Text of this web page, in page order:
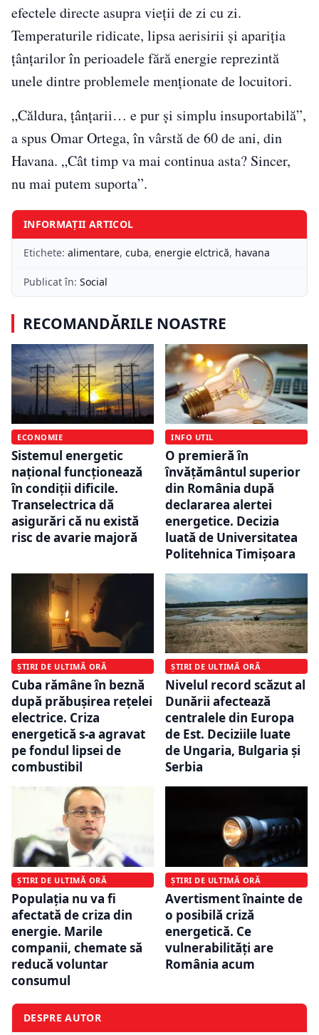
efectele directe asupra vieții de zi cu zi.
Temperaturile ridicate, lipsa aerisirii și apariția
țânțarilor în perioadele fără energie reprezintă
unele dintre problemele menționate de locuitori.
„Căldura, țânțarii… e pur și simplu insuportabilă”,
a spus Omar Ortega, în vârstă de 60 de ani, din
Havana. „Cât timp va mai continua asta? Sincer,
nu mai putem suporta”.
INFORMAȚII ARTICOL
Etichete: alimentare, cuba, energie elctrică, havana
Publicat în: Social
RECOMANDĂRILE NOASTRE
ECONOMIE
Sistemul energetic
național funcționează
în condiții dificile.
Transelectrica dă
asigurări că nu există
risc de avarie majoră
INFO UTIL
O premieră în
învățământul superior
din România după
declararea alertei
energetice. Decizia
luată de Universitatea
Politehnica Timișoara
ȘTIRI DE ULTIMĂ ORĂ
Cuba rămâne în beznă
după prăbușirea rețelei
electrice. Criza
energetică s-a agravat
pe fondul lipsei de
combustibil
ȘTIRI DE ULTIMĂ ORĂ
Nivelul record scăzut al
Dunării afectează
centralele din Europa
de Est. Deciziile luate
de Ungaria, Bulgaria și
Serbia
ȘTIRI DE ULTIMĂ ORĂ
Populația nu va fi
afectată de criza din
energie. Marile
companii, chemate să
reducă voluntar
consumul
ȘTIRI DE ULTIMĂ ORĂ
Avertisment înainte de
o posibilă criză
energetică. Ce
vulnerabilități are
România acum
DESPRE AUTOR